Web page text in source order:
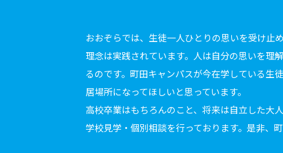
おおぞらでは、生徒一人ひとりの思いを受け止
理念は実践されています。人は自分の思いを理
るのです。町田キャンパスが今在学している生
居場所になってほしいと思っています。
高校卒業はもちろんのこと、将来は自立した大
学校見学・個別相談を行っております。是非、